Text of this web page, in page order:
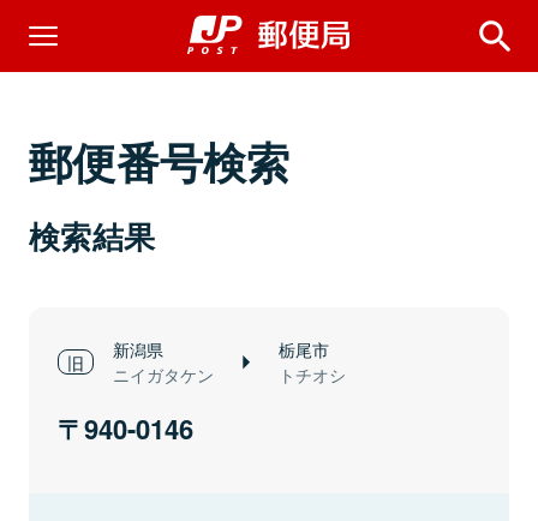
郵便番号検索
検索結果
新潟県
ニイガタケン
栃尾市
トチオシ
940-0146